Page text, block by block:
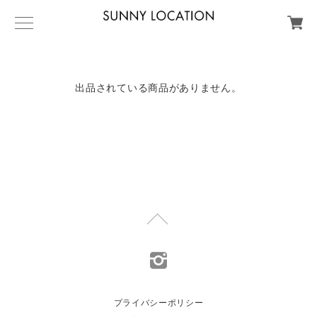
出品されている商品がありません。
プライバシーポリシー